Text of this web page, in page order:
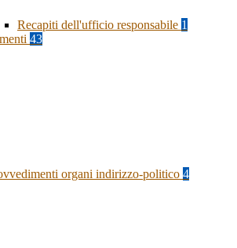
Recapiti dell'ufficio responsabile 1
43
organi indirizzo-politico 4